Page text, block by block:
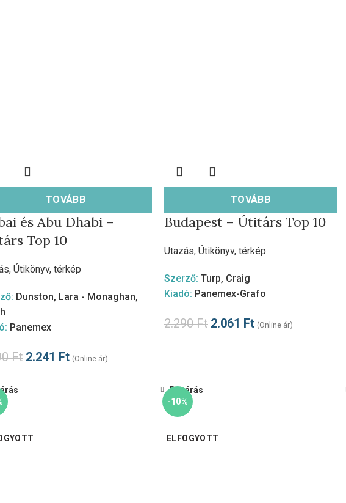
TOVÁBB
és Abu Dhabi –
Top 10
, Útikönyv, térkép
Dunston, Lara - Monaghan,
Panemex
Ft 2.241 Ft (Online ár)
TOVÁBB
Budapest – Útitárs Top 10
Utazás, Útikönyv, térkép
Szerző: Turp, Craig
Kiadó: Panemex-Grafo
2.290Ft 2.061 Ft (Online ár)
-10%
ELFOGYOTT
Bezárás